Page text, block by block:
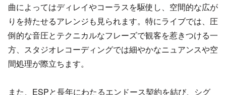
曲によってはディレイやコーラスを駆使し、空間的な広が
りを持たせるアレンジも見られます。特にライブでは、圧
倒的な音圧とテクニカルなフレーズで観客を惹きつける一
方、スタジオレコーディングでは細やかなニュアンスや空
間処理が際立ちます。
また、ESPと長年にわたるエンドース契約を結び、シグ